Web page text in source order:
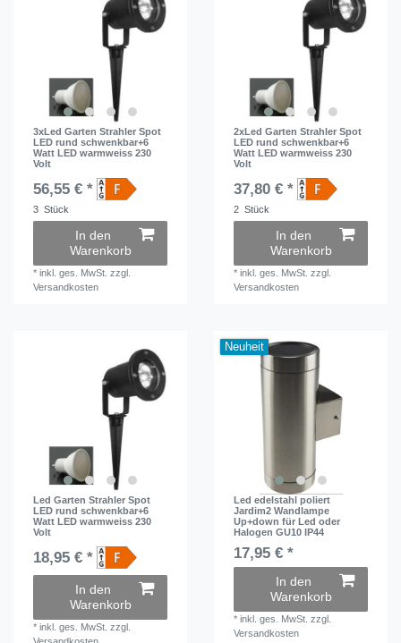
3xLed Garten Strahler Spot
LED rund schwenkbar+6
Watt LED warmweiss 230
Volt
56,55 € *
3 Stück
In den
Warenkorb
*inkl. ges. MwSt. zzgl.
Versandkosten
2xLed Garten Strahler Spot
LED rund schwenkbar+6
Watt LED warmweiss 230
Volt
37,80 € *
2 Stück
In den
Warenkorb
*inkl. ges. MwSt. zzgl.
Versandkosten
Led Garten Strahler Spot
LED rund schwenkbar+6
Watt LED warmweiss 230
Volt
18,95 € *
In den
Warenkorb
*inkl. ges. MwSt. zzgl.
Neuheit
Led edelstahl poliert
Jardim2 Wandlampe
Up+down für Led oder
Halogen GU10 IP44
17,95 € *
In den
Warenkorb
*inkl. ges. MwSt. zzgl.
Versandkosten